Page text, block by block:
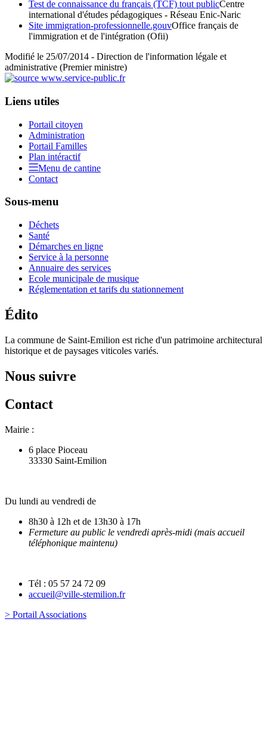
Test de connaissance du français (TCF) tout publicCentre
international d'études pédagogiques - Réseau Enic-Naric
Site immigration-professionnelle.gouvOffice français de
l'immigration et de l'intégration (Ofii)
Modifié le 25/07/2014 - Direction de l'information légale et
administrative (Premier ministre)
Liens utiles
Portail citoyen
Administration
Portail Familles
Plan intéractif
Menu de cantine
Contact
Sous-menu
Déchets
Santé
Démarches en ligne
Service à la personne
Annuaire des services
Ecole municipale de musique
Réglementation et tarifs du stationnement
Édito
La commune de Saint-Emilion est riche d'un patrimoine architectural
historique et de paysages viticoles variés.
Nous suivre
Contact
Mairie :
6 place Pioceau
33330 Saint-Emilion
Du lundi au vendredi de
8h30 à 12h et de 13h30 à 17h
Fermeture au public le vendredi après-midi (mais accueil
téléphonique maintenu)
Tél : 05 57 24 72 09
accueil@ville-stemilion.fr
> Portail Associations